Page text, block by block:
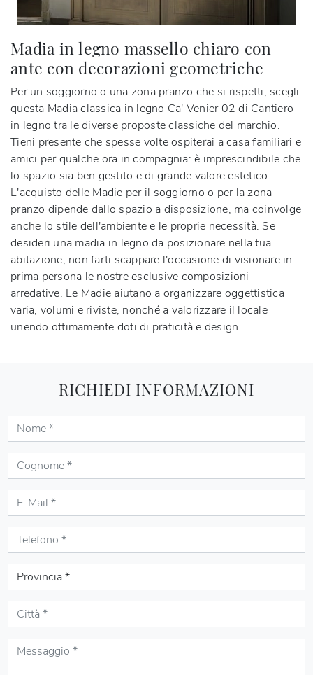
Madia in legno massello chiaro con
ante con decorazioni geometriche
Per un soggiorno o una zona pranzo che si rispetti, scegli
questa Madia classica in legno Ca' Venier 02 di Cantiero
in legno tra le diverse proposte classiche del marchio.
Tieni presente che spesse volte ospiterai a casa familiari e
amici per qualche ora in compagnia: è imprescindibile che
lo spazio sia ben gestito e di grande valore estetico.
L'acquisto delle Madie per il soggiorno o per la zona
pranzo dipende dallo spazio a disposizione, ma coinvolge
anche lo stile dell'ambiente e le proprie necessità. Se
desideri una madia in legno da posizionare nella tua
abitazione, non farti scappare l'occasione di visionare in
prima persona le nostre esclusive composizioni
arredative. Le Madie aiutano a organizzare oggettistica
varia, volumi e riviste, nonché a valorizzare il locale
unendo ottimamente doti di praticità e design.
RICHIEDI INFORMAZIONI